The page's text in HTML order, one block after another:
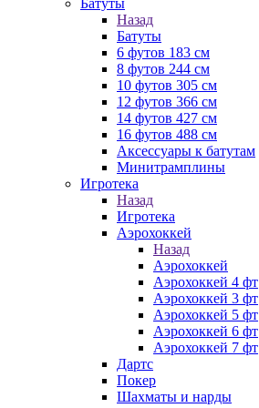
Батуты
Назад
Батуты
6 футов 183 см
8 футов 244 см
10 футов 305 см
12 футов 366 см
14 футов 427 см
16 футов 488 см
Аксессуары к батутам
Минитрамплины
Игротека
Назад
Игротека
Аэрохоккей
Назад
Аэрохоккей
Аэрохоккей 4 фт
Аэрохоккей 3 фт
Аэрохоккей 5 фт
Аэрохоккей 6 фт
Аэрохоккей 7 фт
Дартс
Покер
Шахматы и нарды